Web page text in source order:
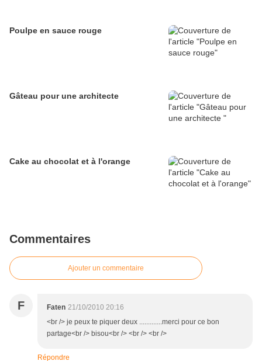
Poulpe en sauce rouge
Gâteau pour une architecte
Cake au chocolat et à l'orange
Commentaires
Ajouter un commentaire
F Faten 21/10/2010 20:16
<br /> je peux te piquer deux .............merci pour ce bon
partage<br /> bisou<br /> <br /> <br />
Répondre